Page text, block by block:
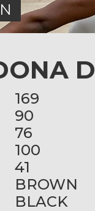
D
169
90
76
100
41
BROWN
BLACK